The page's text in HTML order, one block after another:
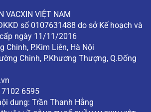
VACXIN VIỆT NAM
số 0107631488 do sở Kế hoạch và
ngày 11/11/2016
Chinh, P.Kim Liên, Hà Nội
Chinh, P.Khương Thượng, Q.Đống
6595
dung: Trần Thanh Hằng